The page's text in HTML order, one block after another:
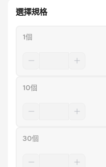
選擇規格
1個
10個
30個